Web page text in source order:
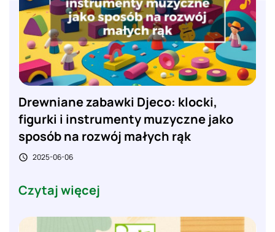
Drewniane zabawki Djeco: klocki,
figurki i instrumenty muzyczne jako
sposób na rozwój małych rąk
 2025-06-06
Czytaj więcej